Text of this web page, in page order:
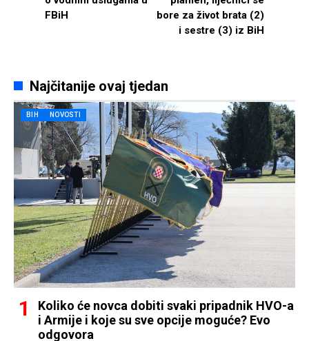
FBiH
bore za život brata (2)
i sestre (3) iz BiH
Najčitanije ovaj tjedan
BIH NOVOSTI
Koliko će novca dobiti svaki pripadnik HVO-a
i Armije i koje su sve opcije moguće? Evo
odgovora